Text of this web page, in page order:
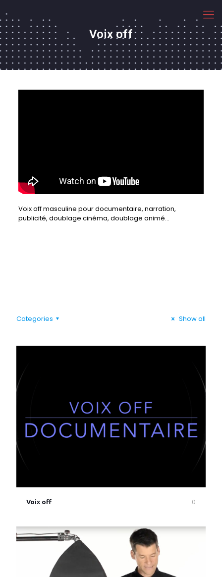
Voix off
Voix off masculine pour documentaire, narration,
publicité, doublage cinéma, doublage animé…
Categories Show all
Voix off 0